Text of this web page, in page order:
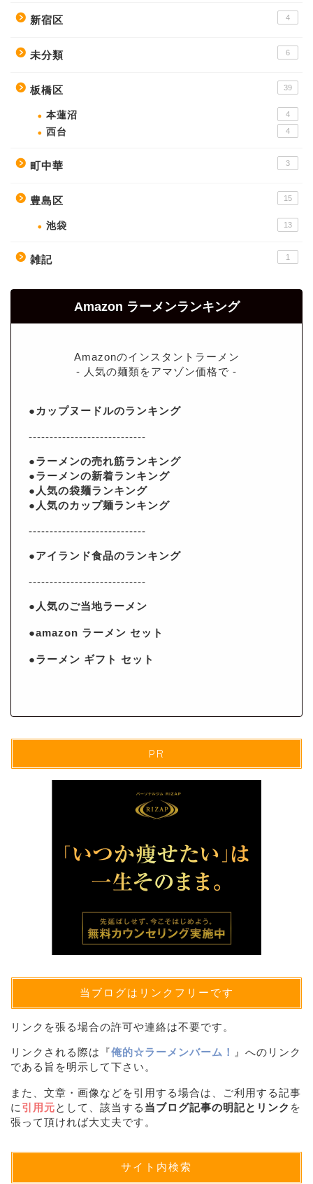
新宿区 4
未分類 6
板橋区 39
本蓮沼 4
西台 4
町中華 3
豊島区 15
池袋 13
雑記 1
Amazon ラーメンランキング
Amazonのインスタントラーメン
- 人気の麺類をアマゾン価格で -
●カップヌードルのランキング
----------------------------
●ラーメンの売れ筋ランキング
●ラーメンの新着ランキング
●人気の袋麺ランキング
●人気のカップ麺ランキング
----------------------------
●アイランド食品のランキング
----------------------------
●人気のご当地ラーメン
●amazon ラーメン セット
●ラーメン ギフト セット
PR
当ブログはリンクフリーです
リンクを張る場合の許可や連絡は不要です。
リンクされる際は『俺的☆ラーメンバーム！ 』へのリンク
である旨を明示して下さい。
また、文章・画像などを引用する場合は、ご利用する記事
に 引用元として、該当する 当ブログ記事の明記とリンク を
張って頂ければ大丈夫です。
サイト内検索